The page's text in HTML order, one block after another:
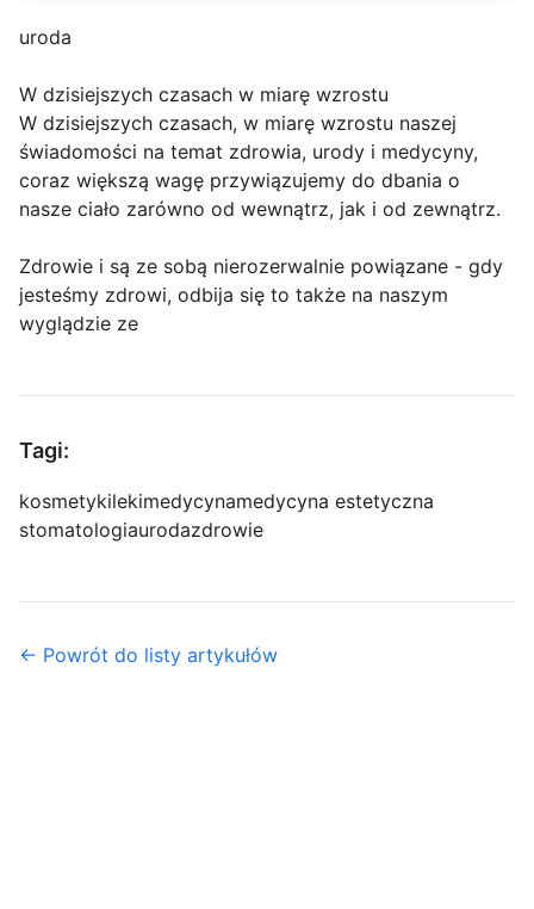
uroda
W dzisiejszych czasach w miarę wzrostu
W dzisiejszych czasach, w miarę wzrostu naszej
świadomości na temat zdrowia, urody i medycyny,
coraz większą wagę przywiązujemy do dbania o
nasze ciało zarówno od wewnątrz, jak i od zewnątrz.
Zdrowie i są ze sobą nierozerwalnie powiązane - gdy
jesteśmy zdrowi, odbija się to także na naszym
wyglądzie ze
Tagi:
kosmetykilekimedycynamedycyna estetyczna
stomatologiaurodazdrowie
← Powrót do listy artykułów